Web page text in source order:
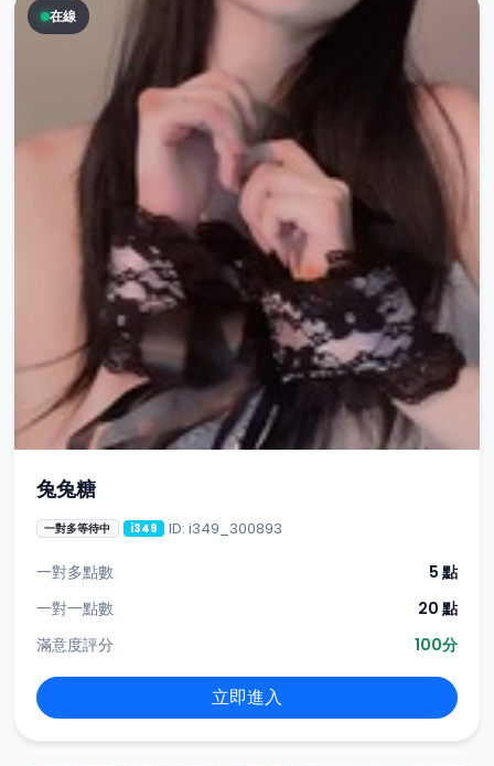
在線
兔兔糖
一對多等待中 i349 ID: i349_300893
一對多點數
5 點
一對一點數
20 點
滿意度評分
100分
立即進入